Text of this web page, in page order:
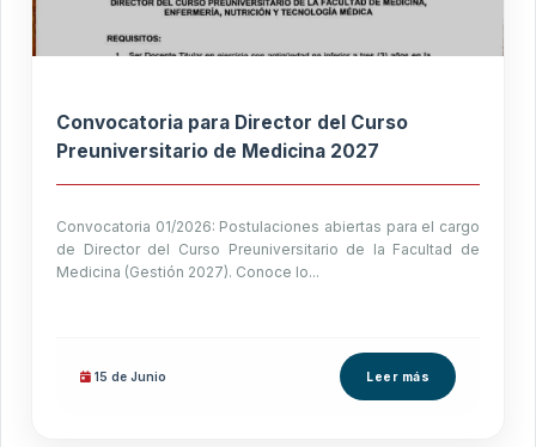
Convocatoria para Director del Curso
Preuniversitario de Medicina 2027
Convocatoria 01/2026: Postulaciones abiertas para el cargo
de Director del Curso Preuniversitario de la Facultad de
Medicina (Gestión 2027). Conoce lo...
15 de Junio Leer más